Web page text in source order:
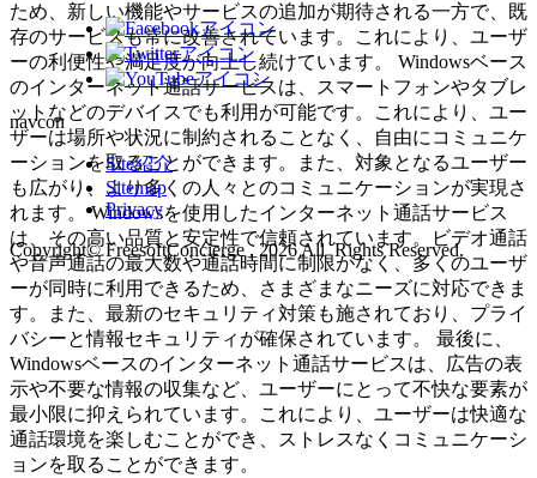
ため、新しい機能やサービスの追加が期待される一方で、既
存のサービスも常に改善されています。これにより、ユーザ
ーの利便性や満足度が向上し続けています。 Windowsベース
のインターネット通話サービスは、スマートフォンやタブレ
ットなどのデバイスでも利用が可能です。これにより、ユー
ザーは場所や状況に制約されることなく、自由にコミュニケ
ーションを取ることができます。また、対象となるユーザー
も広がり、より多くの人々とのコミュニケーションが実現さ
れます。 Windowsを使用したインターネット通話サービス
は、その高い品質と安定性で信頼されています。ビデオ通話
や音声通話の最大数や通話時間に制限がなく、多くのユーザ
ーが同時に利用できるため、さまざまなニーズに対応できま
す。また、最新のセキュリティ対策も施されており、プライ
バシーと情報セキュリティが確保されています。 最後に、
Windowsベースのインターネット通話サービスは、広告の表
示や不要な情報の収集など、ユーザーにとって不快な要素が
最小限に抑えられています。これにより、ユーザーは快適な
通話環境を楽しむことができ、ストレスなくコミュニケーシ
ョンを取ることができます。
navcon
Site紹介
Sitemap
Privacy
Copyright© FreesoftConcierge , 2026 All Rights Reserved.